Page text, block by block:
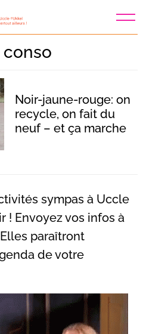
conso
Noir-jaune-rouge: on
recycle, on fait du
neuf – et ça marche
sympas à Uccle
! Envoyez vos infos à
paraîtront
de votre